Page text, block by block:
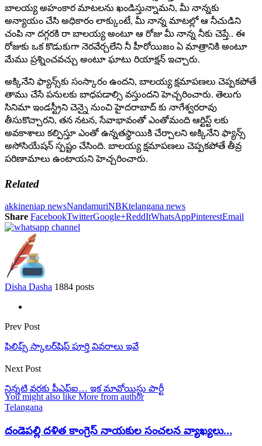
బాలయ్య అహంకార మాటలను ఖండిస్తున్నామని, మీ నాన్నకు
అన్యాయం చేసి అధికారం లాక్కుంటే, మీ నాన్న మాటల్లో ఆ నీచుడిని
చంపి నా దగ్గరకి రా బాలయ్య అంటూ ఆ రోజు మీ నాన్న నీకు చెప్తే.. ఈ
రోజుకు ఒక కొడుకుగా నెరవేర్చలేని నీ హీరోయిజం ఏ మాత్రానికి అంటూ
మేము ప్రశ్నించవచ్చు అంటూ ఘాటు రియాక్షన్ ఇచ్చారు.
అక్కినేని ఫ్యాన్స్‌కు సంస్కారం ఉందని, బాలయ్య క్షమాపణలు చెప్పకపోతే
తాము చేసే పనులకు బాధపడాల్సి వస్తుందని హెచ్చరించారు. తెలుగు
సినిమా ఇండస్ట్రీని చెన్నై నుంచి హైదరాబాద్ కు నాగేశ్వరరావు
తీసుకొచ్చారని, తన నటన, సేవాభావంతో ఎంతోమంది ఆర్టిస్ట్ లకు
అవకాశాలు కల్పిస్తూ ఎంతో ఉన్నతస్థాయికి చేర్చాలని అక్కినేని ఫ్యాన్స్
అసోసియేషన్ స్పష్టం చేసింది. బాలయ్య క్షమాపణలు చెప్పకపోతే తీవ్ర
పరిణామాలు ఉంటాయని హెచ్చరించారు.
Related
akkineniap newsNandamuriNBKtelangana news
Share FacebookTwitterGoogle+ReddItWhatsAppPinterestEmail
Disha Dasha 1884 posts
Prev Post
ఫిలిప్స్‌ స్కాలర్‌షిప్‌ పూర్తి వివరాలు ఇవే
Next Post
నిన్నటి వరకు పీఎఫ్ఐ… ఇక మావోయిస్టు పార్టీ
You might also like More from author
Telangana
దండెపల్లి దళిత కాంగ్రెస్ నాయకుల సంచలన వ్యాఖ్యలు…